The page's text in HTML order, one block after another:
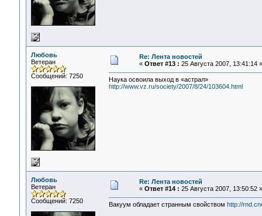
Любовь
Ветеран
Сообщений: 7250
Re: Лента новостей
« Ответ #13 : 25 Августа 2007, 13:41:14 »
Наука освоила выход в «астрал»
http://www.vz.ru/society/2007/8/24/103604.html
Любовь
Ветеран
Сообщений: 7250
Re: Лента новостей
« Ответ #14 : 25 Августа 2007, 13:50:52 »
Вакуум обладает странным свойством http://